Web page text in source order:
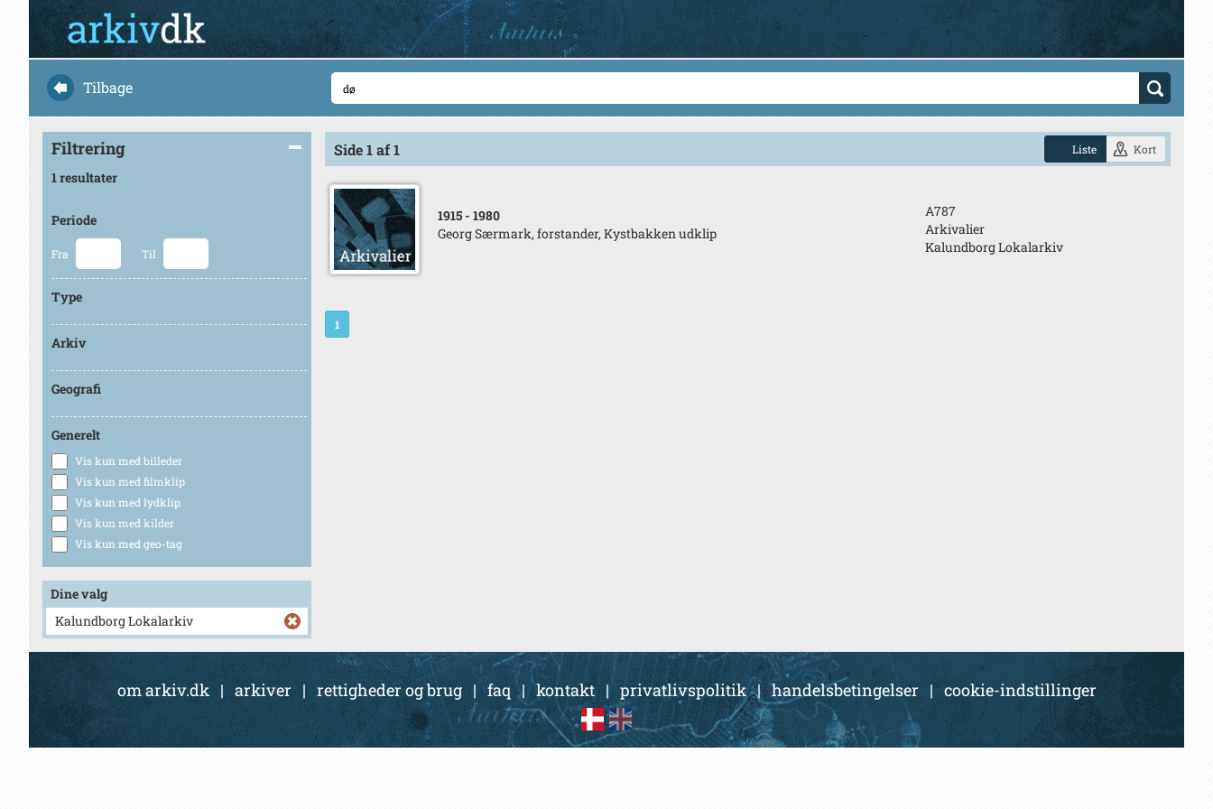
Tilbage
Filtrering
1 resultater
Periode
Fra Til
Type
Arkiv
Geografi
Generelt
Vis kun med billeder
Vis kun med filmklip
Vis kun med lydklip
Vis kun med kilder
Vis kun med geo-tag
Dine valg
Kalundborg Lokalarkiv
Side 1 af 1 Liste Kort
1915 - 1980
Georg Særmark, forstander, Kystbakken udklip
A787
Arkivalier
Kalundborg Lokalarkiv
1
om arkiv.dk | arkiver| rettigheder og brug|faq |kontakt| privatlivspolitik|handelsbetingelser | cookie-indstillinger